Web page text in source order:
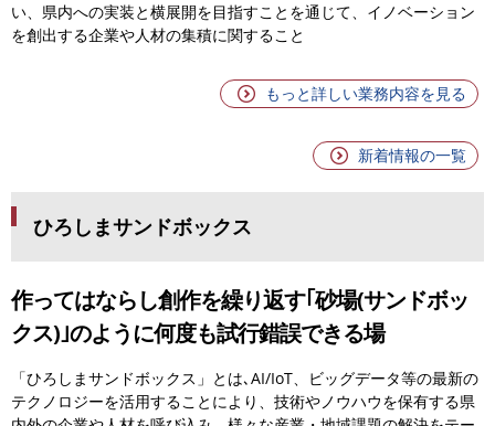
い、県内への実装と横展開を目指すことを通じて、イノベーション
を創出する企業や人材の集積に関すること
もっと詳しい業務内容を見る
新着情報の一覧
ひろしまサンドボックス
作ってはならし創作を繰り返す｢砂場(サンドボッ
クス)｣のように何度も試行錯誤できる場
「ひろしまサンドボックス」とは､AI/IoT、ビッグデータ等の最新の
テクノロジーを活用することにより、技術やノウハウを保有する県